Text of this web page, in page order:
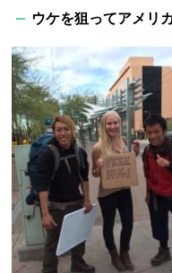
ウケを狙ってアメリ